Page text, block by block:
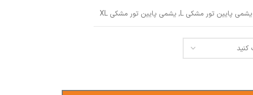
یشمی پایین تور مشکی L , یشمی پایین تور مشکی XL